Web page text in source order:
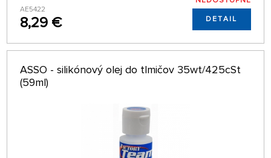
AE5422
8,29 € DETAIL
ASSO - silikónový olej do tlmičov 35wt/425cSt
(59ml)